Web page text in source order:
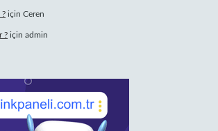
? için Ceren
? için admin